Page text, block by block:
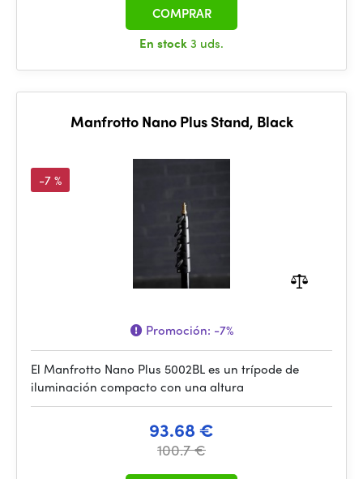
En stock3 uds.
COMPRAR
Manfrotto Nano Plus Stand, Black
-7 %
Promoción: -7%
El Manfrotto Nano Plus 5002BL es un trípode de
iluminación compacto con una altura
93.68 €
100.7 €